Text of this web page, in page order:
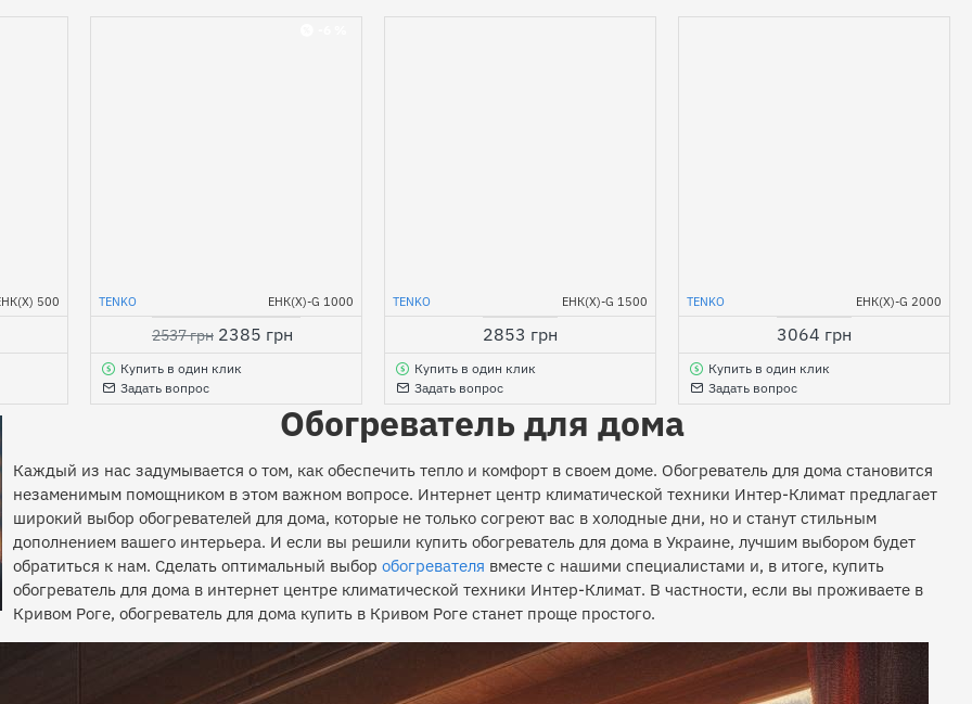
Обогреватель для дома
Каждый из нас задумывается о том, как обеспечить тепло и комфорт в своем доме. Обогреватель для дома становится
незаменимым помощником в этом важном вопросе. Интернет центр климатической техники Интер-Климат предлагает
широкий выбор обогревателей для дома, которые не только согреют вас в холодные дни, но и станут стильным
дополнением вашего интерьера. И если вы решили купить обогреватель для дома в Украине, лучшим выбором будет
обратиться к нам. Сделать оптимальный выбор обогревателя вместе с нашими специалистами и, в итоге, купить
обогреватель для дома в интернет центре климатической техники Интер-Климат. В частности, если вы проживаете в
Кривом Роге, обогреватель для дома купить в Кривом Роге станет проще простого.
500 TENKO ЕНК(Х)-G 1000
2537 грн 2385 грн
Купить в один клик
Задать вопрос
TENKO ЕНК(Х)-G 1500
2853 грн
Купить в один клик
Задать вопрос
TENKO ЕНК(Х)-G 2000
3064 грн
Купить в один клик
Задать вопрос